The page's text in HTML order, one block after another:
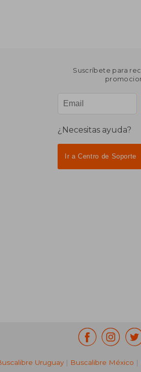
Suscríbete para
¿Necesitas ayuda?
Ir a Centro de Soporte
Uruguay | Buscalibre México |